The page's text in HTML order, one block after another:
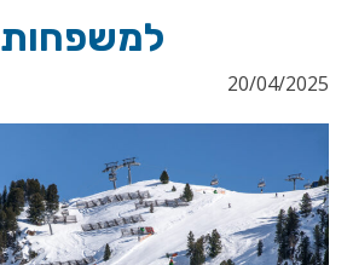
למשפחות
20/04/2025